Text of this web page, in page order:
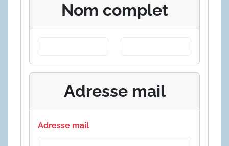
Nom complet
Adresse mail
Adresse mail